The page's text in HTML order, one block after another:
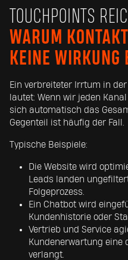
TOUCHPOINTS
WARUM
KEINE WIRKUNG
Ein verbreiteter Irrtum in
lautet: Wenn wir jeden
sich automatisch das
Gegenteil ist häufig der Fall.
Typische Beispiele:
Die Website wird
Leads landen
Folgeprozess.
Ein Chatbot wird
Kundenhistorie oder
Vertrieb und Service
Kundenerwartung eine
verlangt.